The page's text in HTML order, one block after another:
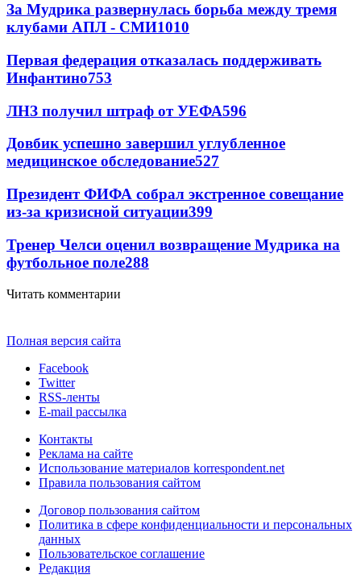
За Мудрика развернулась борьба между тремя
клубами АПЛ - СМИ1010
Первая федерация отказалась поддерживать
Инфантино753
ЛНЗ получил штраф от УЕФА596
Довбик успешно завершил углубленное
медицинское обследование527
Президент ФИФА собрал экстренное совещание
из-за кризисной ситуации399
Тренер Челси оценил возвращение Мудрика на
футбольное поле288
Читать комментарии
Полная версия сайта
Facebook
Twitter
RSS-ленты
E-mail рассылка
Контакты
Реклама на сайте
Использование материалов korrespondent.net
Правила пользования сайтом
Договор пользования сайтом
Политика в сфере конфиденциальности и персональных
данных
Пользовательское соглашение
Редакция